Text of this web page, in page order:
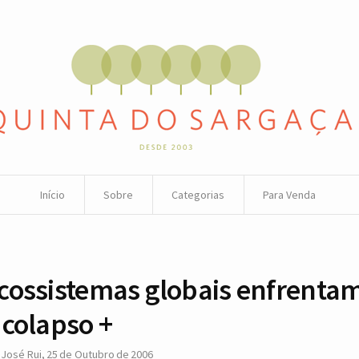
Início Sobre Categorias Para Venda
globais
+
José Rui, 25 de Outubro de 2006